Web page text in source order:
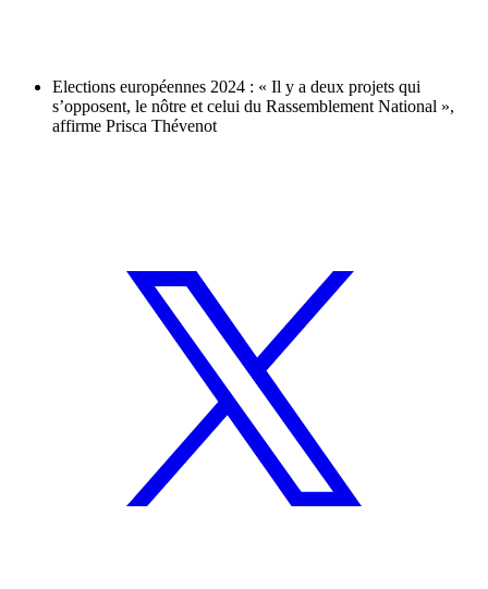
Elections européennes 2024 : « Il y a deux projets qui
s’opposent, le nôtre et celui du Rassemblement National »,
affirme Prisca Thévenot